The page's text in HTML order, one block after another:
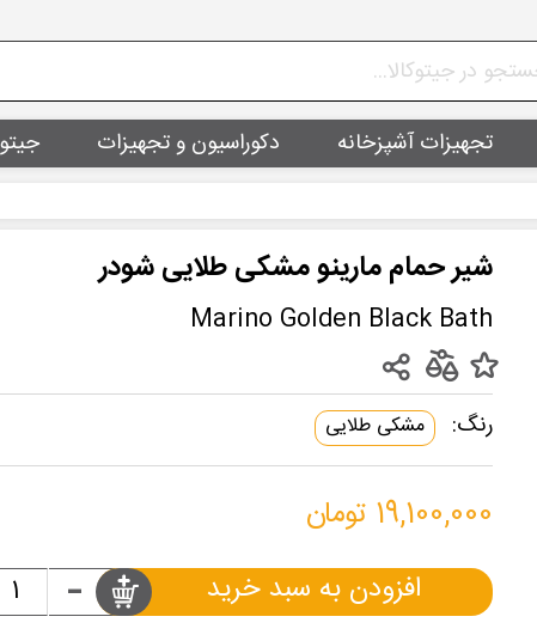
تجهیزات آشپزخانه دکوراسیون و تجهیزات
شیر حمام مارینو مشکی طلایی شودر
Marino Golden Black Bath
رنگ: مشکی طلایی
19,100,000 تومان
- افزودن به سبد خرید